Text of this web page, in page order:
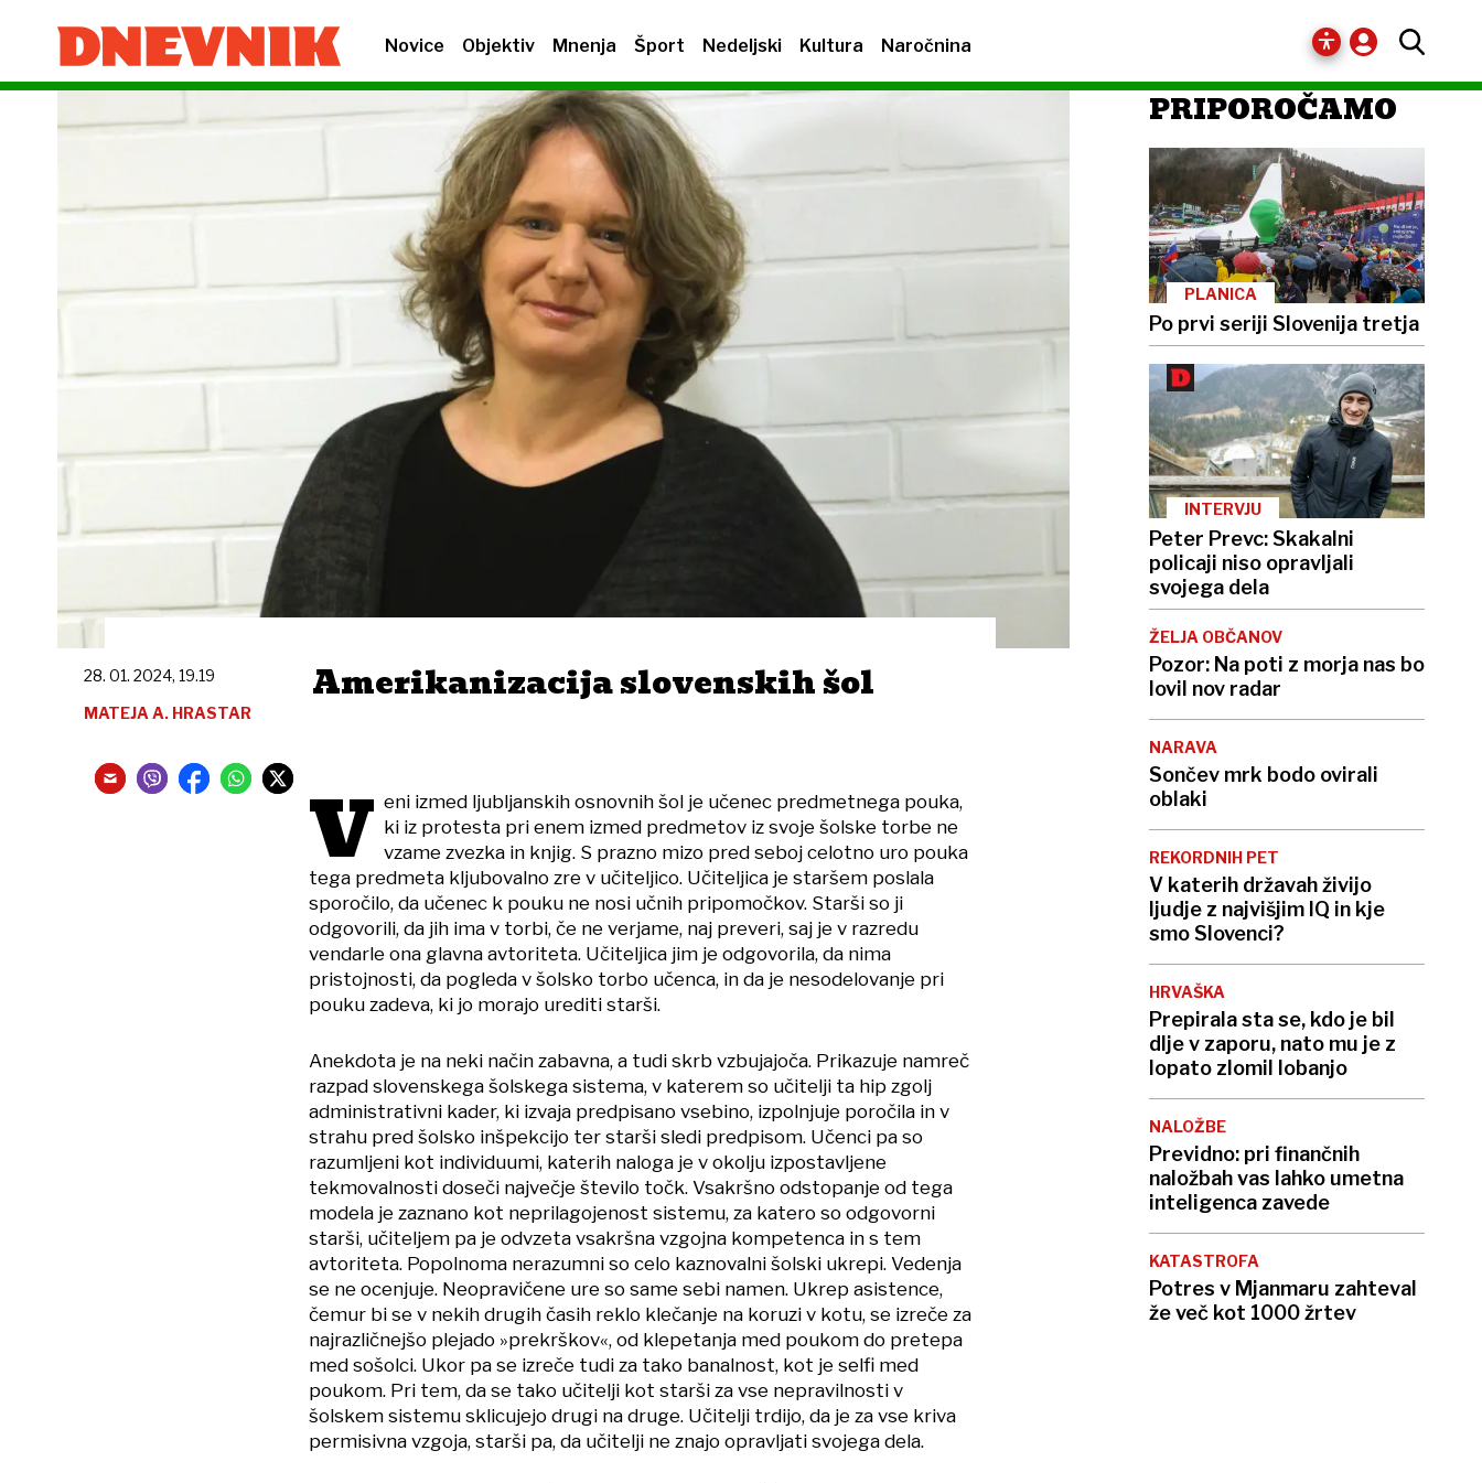
Novice Objektiv Mnenja Šport Nedeljski Kultura Naročnina
Amerikanizacija slovenskih šol
28. 01. 2024, 19.19
MATEJA A. HRASTAR
V eni izmed ljubljanskih osnovnih šol je učenec predmetnega pouka,
ki iz protesta pri enem izmed predmetov iz svoje šolske torbe ne
vzame zvezka in knjig. S prazno mizo pred seboj celotno uro pouka
tega predmeta kljubovalno zre v učiteljico. Učiteljica je staršem poslala
sporočilo, da učenec k pouku ne nosi učnih pripomočkov. Starši so ji
odgovorili, da jih ima v torbi, če ne verjame, naj preveri, saj je v razredu
vendarle ona glavna avtoriteta. Učiteljica jim je odgovorila, da nima
pristojnosti, da pogleda v šolsko torbo učenca, in da je nesodelovanje pri
pouku zadeva, ki jo morajo urediti starši.
Anekdota je na neki način zabavna, a tudi skrb vzbujajoča. Prikazuje namreč
razpad slovenskega šolskega sistema, v katerem so učitelji ta hip zgolj
administrativni kader, ki izvaja predpisano vsebino, izpolnjuje poročila in v
strahu pred šolsko inšpekcijo ter starši sledi predpisom. Učenci pa so
razumljeni kot individuumi, katerih naloga je v okolju izpostavljene
tekmovalnosti doseči največje število točk. Vsakršno odstopanje od tega
modela je zaznano kot neprilagojenost sistemu, za katero so odgovorni
starši, učiteljem pa je odvzeta vsakršna vzgojna kompetenca in s tem
avtoriteta. Popolnoma nerazumni so celo kaznovalni šolski ukrepi. Vedenja
se ne ocenjuje. Neopravičene ure so same sebi namen. Ukrep asistence,
čemur bi se v nekih drugih časih reklo klečanje na koruzi v kotu, se izreče za
najrazličnejšo plejado »prekrškov«, od klepetanja med poukom do pretepa
med sošolci. Ukor pa se izreče tudi za tako banalnost, kot je selfi med
poukom. Pri tem, da se tako učitelji kot starši za vse nepravilnosti v
šolskem sistemu sklicujejo drugi na druge. Učitelji trdijo, da je za vse kriva
permisivna vzgoja, starši pa, da učitelji ne znajo opravljati svojega dela.
PRIPOROČAMO
PLANICA
Po prvi seriji Slovenija tretja
INTERVJU
Peter Prevc: Skakalni
policaji niso opravljali
svojega dela
ŽELJA OBČANOV
Pozor: Na poti z morja nas bo
lovil nov radar
NARAVA
Sončev mrk bodo ovirali
oblaki
REKORDNIH PET
V katerih državah živijo
ljudje z najvišjim IQ in kje
smo Slovenci?
HRVAŠKA
Prepirala sta se, kdo je bil
dlje v zaporu, nato mu je z
lopato zlomil lobanjo
NALOŽBE
Previdno: pri finančnih
naložbah vas lahko umetna
inteligenca zavede
KATASTROFA
Potres v Mjanmaru zahteval
že več kot 1000 žrtev